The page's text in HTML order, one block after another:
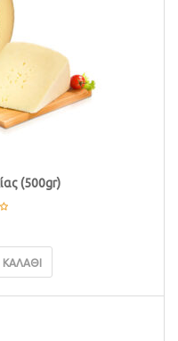
(500gr)